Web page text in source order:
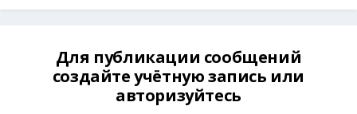
Для публикации сообщений
создайте учётную запись или
авторизуйтесь